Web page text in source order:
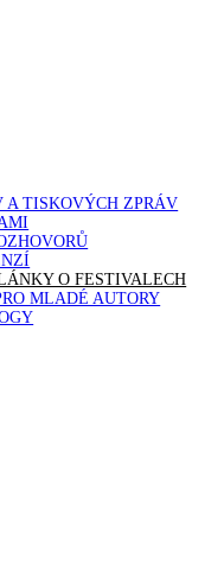
A TISKOVÝCH ZPRÁV
O FESTIVALECH
MLADÉ AUTORY